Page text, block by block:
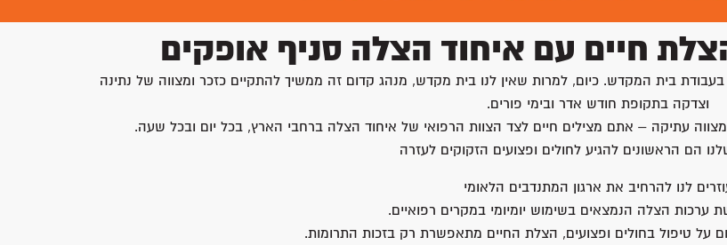
חיים עם איחוד הצלה סניף אופקים
בית המקדש. כיום, למרות שאין לנו בית מקדש, מנהג קדום זה ממשיך להתקיים כזכר ומצווה של נתינה
וצדקה בתקופת חודש אדר ובימי פורים.
עתיקה – אתם מצילים חיים לצד הצוות הרפואי של איחוד הצלה ברחבי הארץ, בכל יום ובכל שעה.
הם הראשונים להגיע לחולים ופצועים הזקוקים לעזרה
לנו להרחיב את ארגון המתנדבים הלאומי
ערכות הצלה הנמצאים בשימוש יומיומי במקרים רפואיים.
על טיפול בחולים ופצועים, הצלת החיים מתאפשרת רק בזכות התרומות.